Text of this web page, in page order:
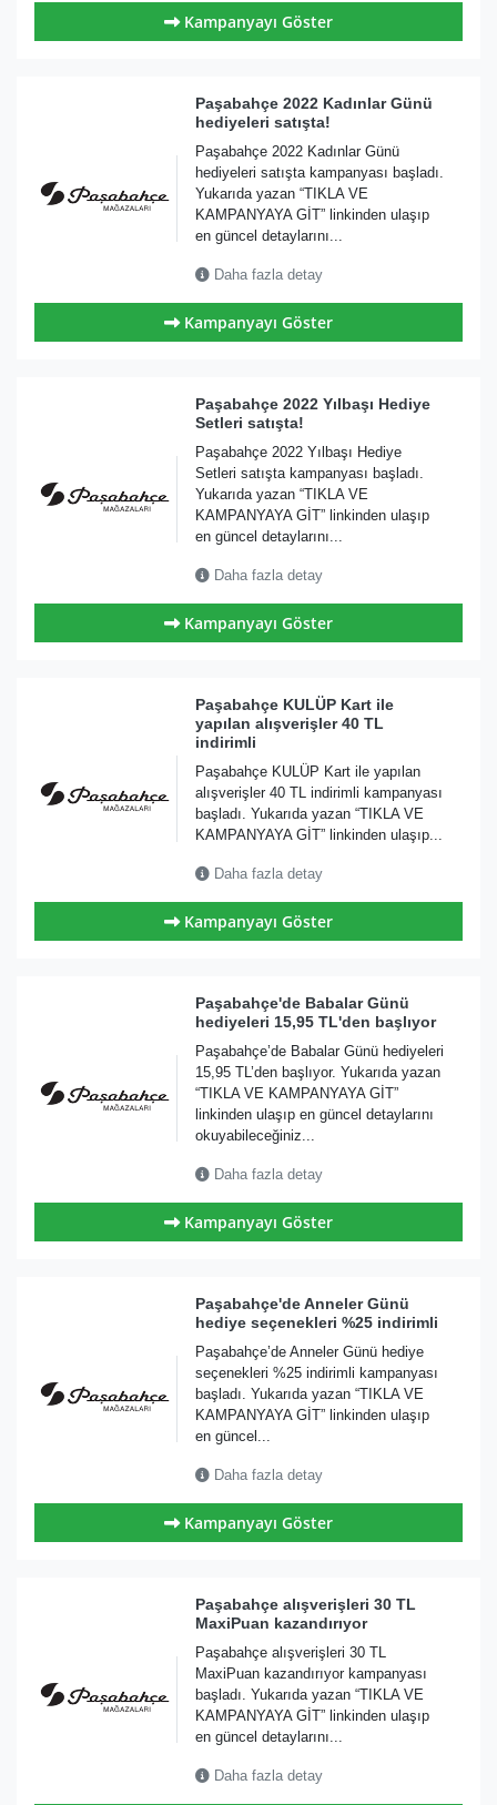
Kampanyayı Göster
Paşabahçe 2022 Kadınlar Günü
hediyeleri satışta!
Paşabahçe 2022 Kadınlar Günü
hediyeleri satışta kampanyası başladı.
Yukarıda yazan “TIKLA VE
KAMPANYAYA GİT” linkinden ulaşıp
en güncel detaylarını...
Daha fazla detay
Kampanyayı Göster
Paşabahçe 2022 Yılbaşı Hediye
Setleri satışta!
Paşabahçe 2022 Yılbaşı Hediye
Setleri satışta kampanyası başladı.
Yukarıda yazan “TIKLA VE
KAMPANYAYA GİT” linkinden ulaşıp
en güncel detaylarını...
Daha fazla detay
Kampanyayı Göster
Paşabahçe KULÜP Kart ile
yapılan alışverişler 40 TL
indirimli
Paşabahçe KULÜP Kart ile yapılan
alışverişler 40 TL indirimli kampanyası
başladı. Yukarıda yazan “TIKLA VE
KAMPANYAYA GİT” linkinden ulaşıp...
Daha fazla detay
Kampanyayı Göster
Paşabahçe'de Babalar Günü
hediyeleri 15,95 TL'den başlıyor
Paşabahçe’de Babalar Günü hediyeleri
15,95 TL’den başlıyor. Yukarıda yazan
“TIKLA VE KAMPANYAYA GİT”
linkinden ulaşıp en güncel detaylarını
okuyabileceğiniz...
Daha fazla detay
Kampanyayı Göster
Paşabahçe'de Anneler Günü
hediye seçenekleri %25 indirimli
Paşabahçe’de Anneler Günü hediye
seçenekleri %25 indirimli kampanyası
başladı. Yukarıda yazan “TIKLA VE
KAMPANYAYA GİT” linkinden ulaşıp
en güncel...
Daha fazla detay
Kampanyayı Göster
Paşabahçe alışverişleri 30 TL
MaxiPuan kazandırıyor
Paşabahçe alışverişleri 30 TL
MaxiPuan kazandırıyor kampanyası
başladı. Yukarıda yazan “TIKLA VE
KAMPANYAYA GİT” linkinden ulaşıp
en güncel detaylarını...
Daha fazla detay